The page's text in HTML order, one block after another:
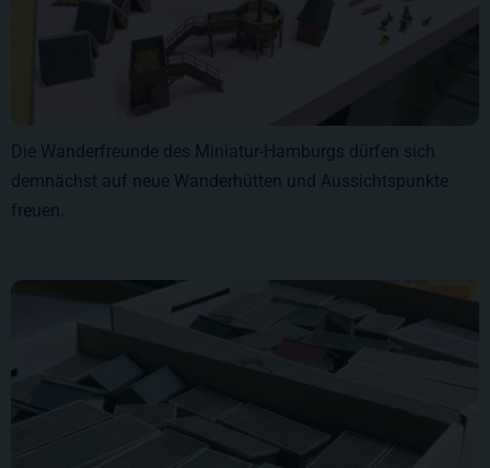
Die Wanderfreunde des Miniatur-Hamburgs dürfen sich
demnächst auf neue Wanderhütten und Aussichtspunkte
freuen.